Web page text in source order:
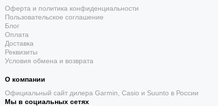
Ключевые возможности
модели
Изображения с официальной страницы Garmin
открываются в полном размере.
Оферта и политика конфиденциальности
Пользовательское соглашение
Блог
Оплата
Доставка
Реквизиты
Условия обмена и возврата
О компании
Официальный сайт дилера Garmin, Casio и Suunto в России
Мы в социальных сетях